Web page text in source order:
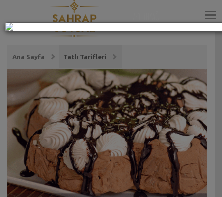
Ana Sayfa Tatlı Tarifleri